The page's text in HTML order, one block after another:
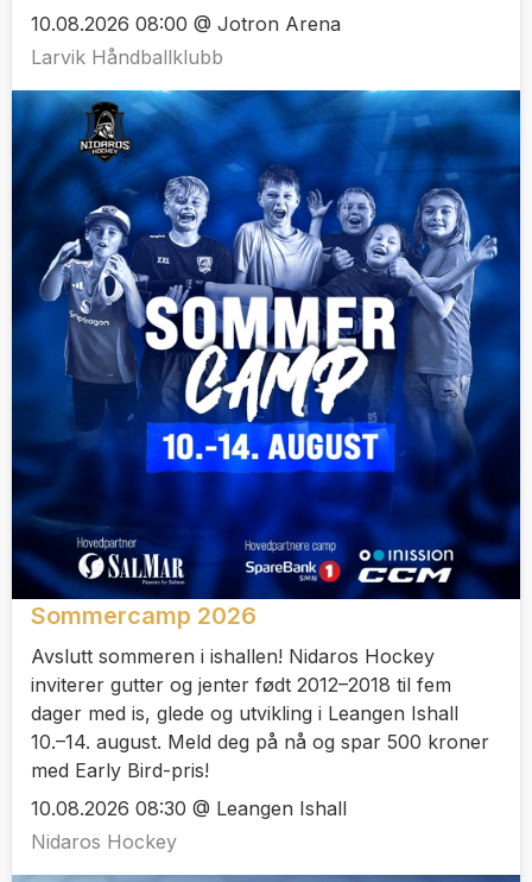
10.08.2026 08:00 @ Jotron Arena
Larvik Håndballklubb
Sommercamp 2026
Avslutt sommeren i ishallen! Nidaros Hockey
inviterer gutter og jenter født 2012–2018 til fem
dager med is, glede og utvikling i Leangen Ishall
10.–14. august. Meld deg på nå og spar 500 kroner
med Early Bird-pris!
10.08.2026 08:30 @ Leangen Ishall
Nidaros Hockey